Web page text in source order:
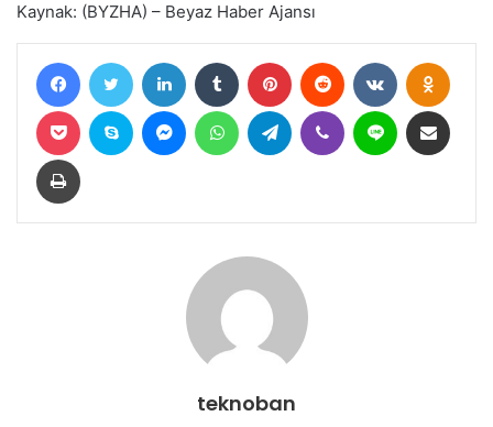
Kaynak: (BYZHA) – Beyaz Haber Ajansı
FacebookTwitter LinkedIn Tumblr Pinterest Reddit VKontakte
Pocket Skype MessengerWhatsAppTelegram Viber Line
Yazdır
teknoban